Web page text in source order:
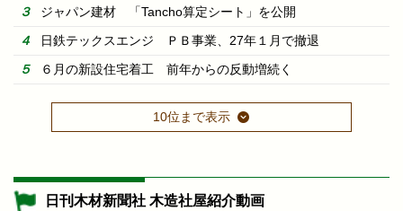
ジャパン建材 「Tancho算定シート」を公開
日鉄テックスエンジ ＰＢ事業、27年１月で撤退
６月の新設住宅着工 前年からの反動増続く
10位まで表示
日刊木材新聞社 木造社屋紹介動画